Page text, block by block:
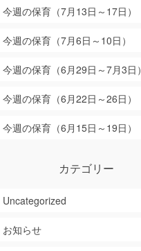
今週の保育（7月13日～17日）
今週の保育（7月6日～10日）
今週の保育（6月29日～7月3日）
今週の保育（6月22日～26日）
今週の保育（6月15日～19日）
カテゴリー
Uncategorized
お知らせ